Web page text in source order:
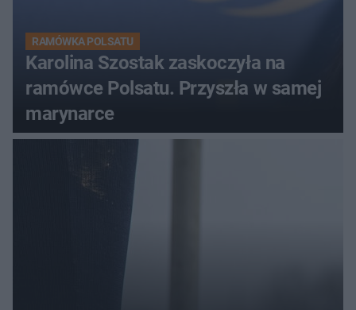
RAMÓWKA POLSATU
Karolina Szostak zaskoczyła na
ramówce Polsatu. Przyszła w samej
marynarce